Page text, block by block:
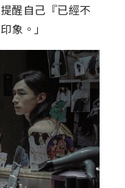
醒自己『已經不
象。」